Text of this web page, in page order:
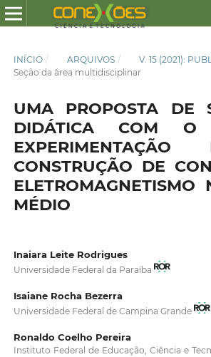
INÍCIO / ARQUIVOS / V. 15 (2021):
Seção da área multidisciplinar
UMA PROPOSTA DE
DIDÁTICA COM
CONSTRUÇÃO DE
ELETROMAGNETISMO
MÉDIO
Inaiara Leite Rodrigues
Universidade Federal da Paraíba
Isaiane Rocha Bezerra
Universidade Federal de Campina Grande
Ronaldo Coelho Pereira
Instituto Federal de Educação, Ciência e